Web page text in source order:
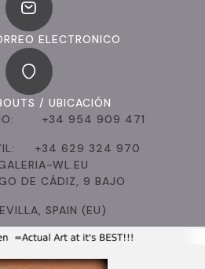
ELECTRONICO
/ UBICACIÓN
+34 954 909 471
+34 629 324 970
WL.EU
DE CÁDIZ, 9 BAJO
SPAIN (EU)